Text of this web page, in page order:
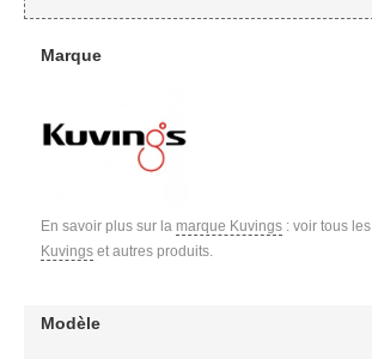
Marque
En savoir plus sur la marque Kuvings: voir tous les
Kuvingset autres produits.
Modèle